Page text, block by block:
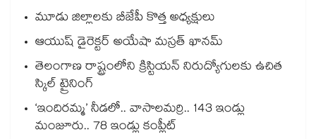
మూడు జిల్లాలకు బీజేపీ కొత్త అధ్యక్షులు
ఆయుష్‌‌ డైరెక్టర్ అయేషా మస్రత్ ఖానమ్‌‌
తెలంగాణ రాష్ట్రంలోని క్రిస్టియన్ నిరుద్యోగులకు ఉచిత
స్కిల్ ట్రైనింగ్
‘ఇందిరమ్మ’ నీడలో.. వాసాలమర్రి.. 143 ఇండ్లు
మంజూరు.. 78 ఇండ్లు కంప్లీట్